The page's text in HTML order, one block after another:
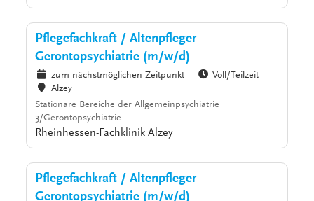
Pflegefachkraft / Altenpfleger
Gerontopsychiatrie (m/w/d)
zum nächstmöglichen Zeitpunkt
Voll/Teilzeit
Alzey
Stationäre Bereiche der Allgemeinpsychiatrie
3/Gerontopsychiatrie
Rheinhessen-Fachklinik Alzey
Pflegefachkraft / Altenpfleger
Gerontopsychiatrie (m/w/d)